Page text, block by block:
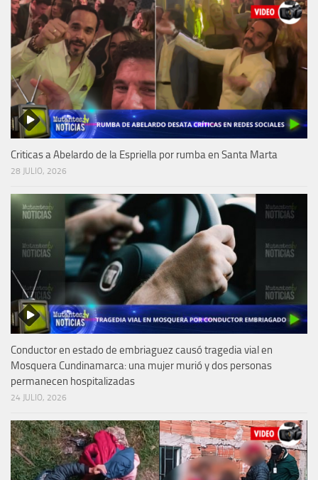
Criticas a Abelardo de la Espriella por rumba en Santa Marta
28 JULIO, 2026
Conductor en estado de embriaguez causó tragedia vial en
Mosquera Cundinamarca: una mujer murió y dos personas
permanecen hospitalizadas
24 JULIO, 2026